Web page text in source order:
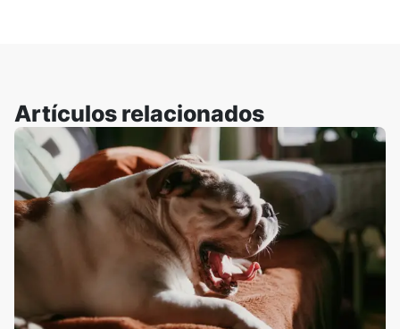
Artículos relacionados